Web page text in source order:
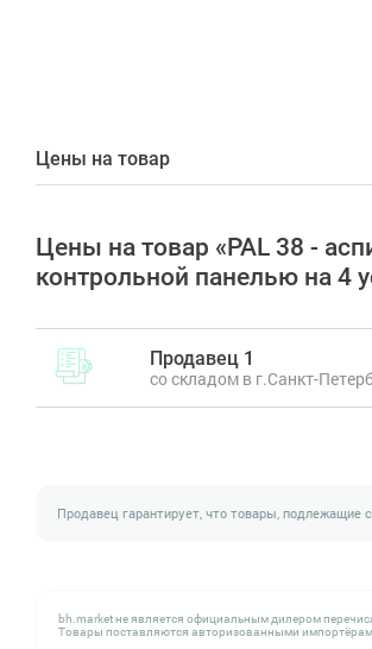
Цены на товар
Цены на товар «PAL 38 -
контрольной панелью на 4
Продавец 1
со складом в г.Санкт-
Продавец гарантирует, что товары,
bh.market не является официальным дилером
Товары поставляются авторизованными